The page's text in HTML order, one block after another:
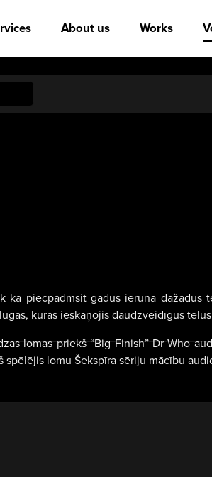
About us Works
kā piecpadmsit gadus ierunā
kurās ieskaņojis daudzveidīgus
lomas priekš “Big Finish” Dr Who
lomu Šekspīra sēriju mācību